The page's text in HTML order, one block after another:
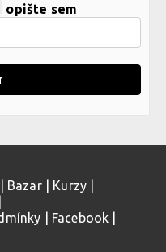
opište sem
Bazar| Kurzy
Facebook